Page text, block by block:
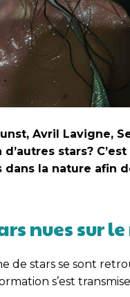
Avril Lavigne,
stars?
la nature afin
nues sur
stars se sont
s’est